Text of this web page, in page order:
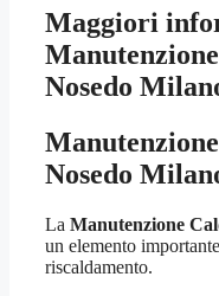
Maggiori
Nosedo
Nosedo
La Manutenzione
un elemento
riscaldamento.